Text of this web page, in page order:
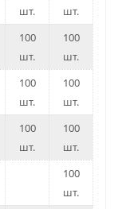
шт.
шт.
100
шт.
100
шт.
100
шт.
100
шт.
100
шт.
100
шт.
100
шт.